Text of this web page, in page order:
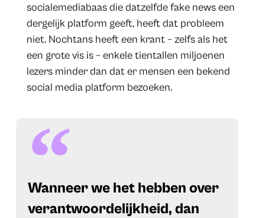
socialemediabaas die datzelfde fake news een
dergelijk platform geeft, heeft dat probleem
niet. Nochtans heeft een krant – zelfs als het
een grote vis is – enkele tientallen miljoenen
lezers minder dan dat er mensen een bekend
social media platform bezoeken.
Wanneer we het hebben over
verantwoordelijkheid, dan